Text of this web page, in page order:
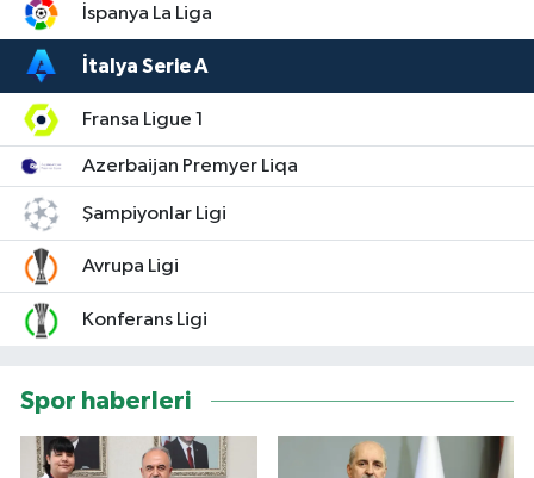
İspanya La Liga
İtalya Serie A
Fransa Ligue 1
Azerbaijan Premyer Liqa
Şampiyonlar Ligi
Avrupa Ligi
Konferans Ligi
Spor haberleri